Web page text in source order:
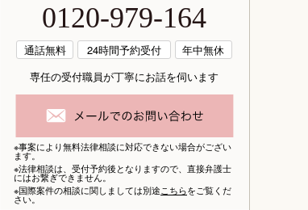
0120-979-164
通話無料 24時間予約受付
年中無休
専任の受付職員が丁寧にお話を伺います
※事案により無料法律相談に対応できない場合がござい
ます。
※法律相談は、 受付予約後となりますので、 直接弁護士
にはお繋ぎできません。
※国際案件の相談に関しましては別途こちらをご覧くだ
さい。